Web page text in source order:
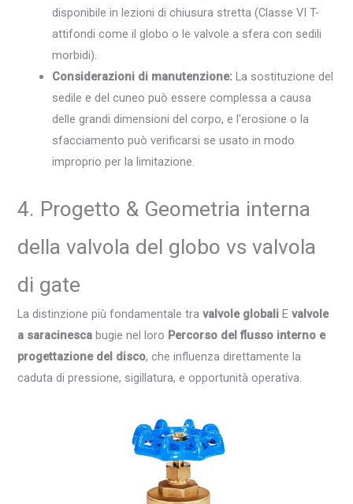
disponibile in lezioni di chiusura stretta (Classe VI T-
attifondi come il globo o le valvole a sfera con sedili
morbidi).
Considerazioni di manutenzione: La sostituzione del
sedile e del cuneo può essere complessa a causa
delle grandi dimensioni del corpo, e l'erosione o la
sfacciamento può verificarsi se usato in modo
improprio per la limitazione.
4. Progetto & Geometria interna
della valvola del globo vs valvola
di gate
La distinzione più fondamentale travalvole globali Evalvole
a saracinesca bugie nel loro Percorso del flusso interno e
progettazione del disco, che influenza direttamente la
caduta di pressione, sigillatura, e opportunità operativa.